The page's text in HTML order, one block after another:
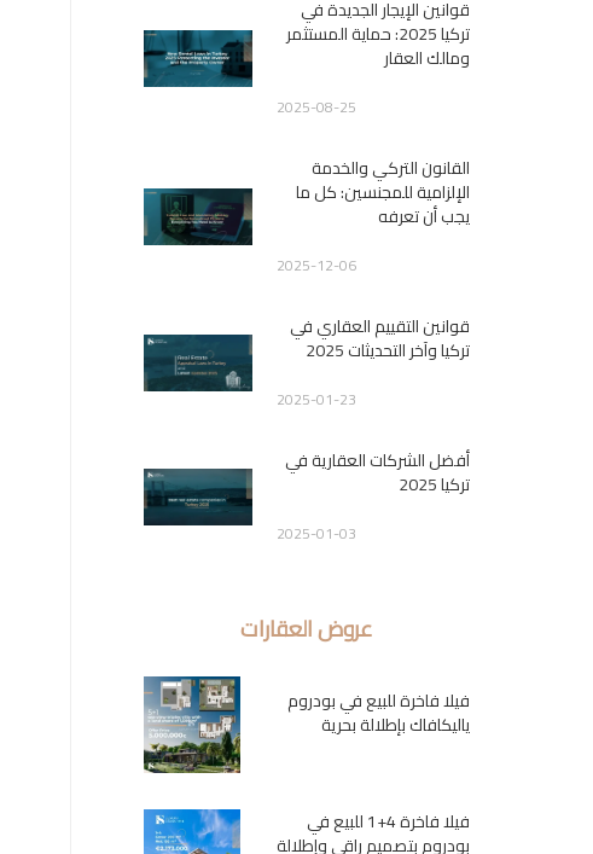
قوانين الإيجار الجديدة في
تركيا 2025: حماية المستثمر
ومالك العقار
2025-08-25
القانون التركي والخدمة
الإلزامية للمجنسين: كل ما
يجب أن تعرفه
2025-12-06
قوانين التقييم العقاري في
تركيا وآخر التحديثات 2025
2025-01-23
أفضل الشركات العقارية في
تركيا 2025
2025-01-03
عروض العقارات
فيلا فاخرة للبيع في بودروم
ياليكافاك بإطلالة بحرية
فيلا فاخرة 4+1 للبيع في
بودروم بتصميم راقي وإطلالة